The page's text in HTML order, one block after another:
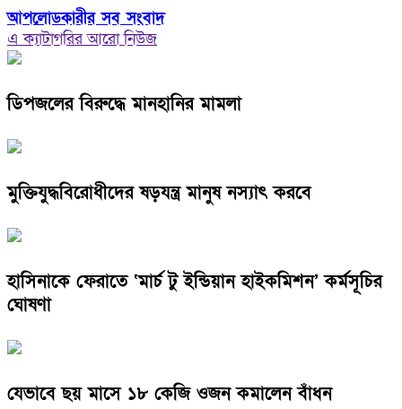
আপলোডকারীর সব সংবাদ
এ ক্যাটাগরির আরো নিউজ
ডিপজলের বিরুদ্ধে মানহানির মামলা
মুক্তিযুদ্ধবিরোধীদের ষড়যন্ত্র মানুষ নস্যাৎ করবে
হাসিনাকে ফেরাতে ‘মার্চ টু ইন্ডিয়ান হাইকমিশন’ কর্মসূচির
ঘোষণা
যেভাবে ছয় মাসে ১৮ কেজি ওজন কমালেন বাঁধন